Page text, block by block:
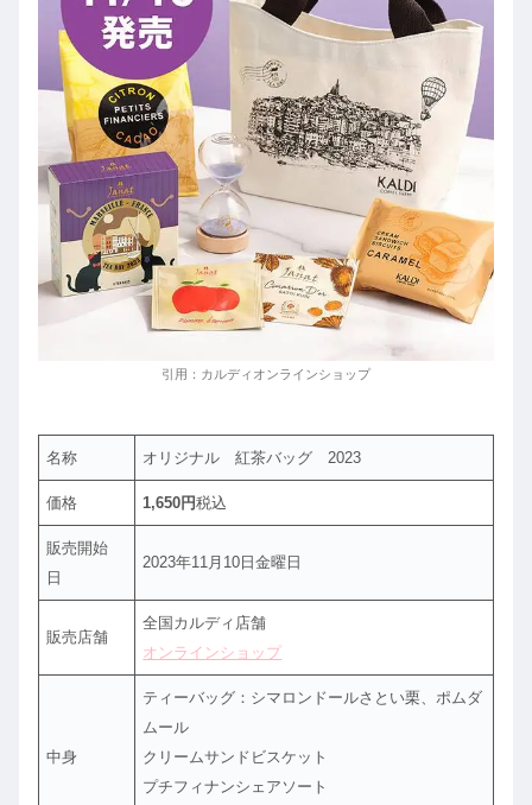
引用：カルディオンラインショップ
名称 オリジナル 紅茶バッグ 2023
価格 1,650円税込
販売開始
日
2023年11月10日金曜日
販売店舗
全国カルディ店舗
オンラインショップ
中身
ティーバッグ：シマロンドールさとい栗、ポムダ
ムール
クリームサンドビスケット
プチフィナンシェアソート